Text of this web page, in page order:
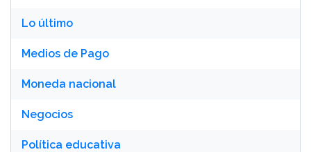
Lo último
Medios de Pago
Moneda nacional
Negocios
Política educativa